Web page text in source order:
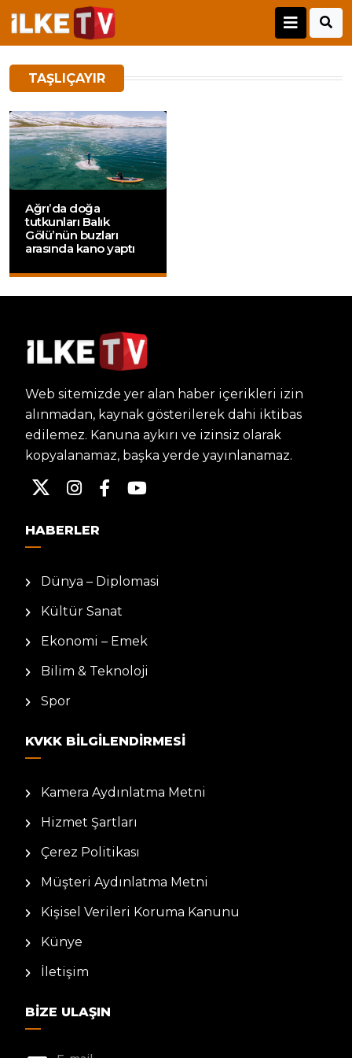
TAŞLIÇAYIR
Ağrı’da doğa
tutkunları Balık
Gölü’nün buzları
arasında kano yaptı
Web sitemizde yer alan haber içerikleri izin
alınmadan, kaynak gösterilerek dahi iktibas
edilemez. Kanuna aykırı ve izinsiz olarak
kopyalanamaz, başka yerde yayınlanamaz.
HABERLER
Dünya – Diplomasi
Kültür Sanat
Ekonomi – Emek
Bilim & Teknoloji
Spor
KVKK BILGILENDIRMESI
Kamera Aydınlatma Metni
Hizmet Şartları
Çerez Politikası
Müşteri Aydınlatma Metni
Kişisel Verileri Koruma Kanunu
Künye
İletişim
BIZE ULAŞIN